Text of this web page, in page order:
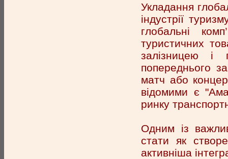
Укладання
індустрії
глобальні
туристичних
залізницею і
попереднього
матч або
відомими є
ринку
Одним із
стати як
активніша